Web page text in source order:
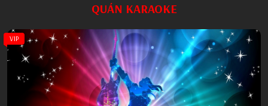
QUÁN KARAOKE
VIP